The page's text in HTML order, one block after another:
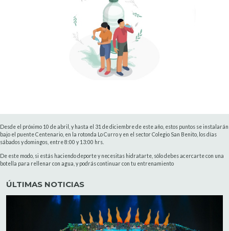
Desde el próximo 10 de abril, y hasta el 31 de diciembrede este año, estos puntos se instalarán
bajo el puente Centenario, en la rotonda Lo Curro y en el sector Colegio San Benito, los días
sábados y domingos, entre 8:00 y 13:00 hrs.
De este modo, si estás haciendo deporte y necesitas hidratarte, sólo debes acercarte con una
botella para rellenar con agua, y podrás continuar con tu entrenamiento
ÚLTIMAS NOTICIAS